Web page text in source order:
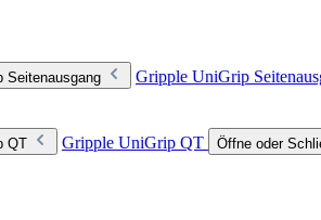
Seitenausgang Gripple UniGrip
QT Gripple UniGrip QT Öffne oder